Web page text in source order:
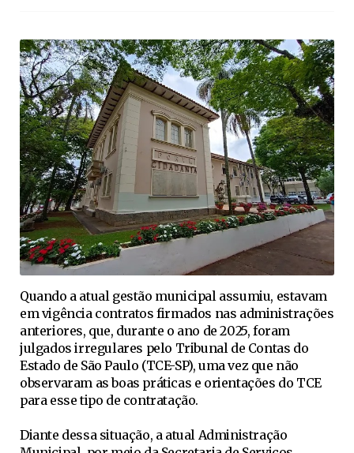
Quando a atual gestão municipal assumiu, estavam
em vigência contratos firmados nas administrações
anteriores, que, durante o ano de 2025, foram
julgados irregulares pelo Tribunal de Contas do
Estado de São Paulo (TCE-SP), uma vez que não
observaram as boas práticas e orientações do TCE
para esse tipo de contratação.
Diante dessa situação, a atual Administração